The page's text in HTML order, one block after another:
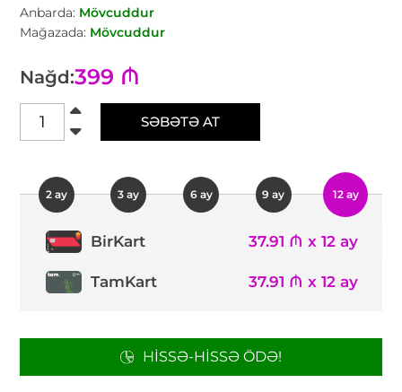
Anbarda: Mövcuddur
Mağazada: Mövcuddur
Nağd:399 ₼
SƏBƏTƏ AT
2 ay 3 ay 6 ay 9 ay 12 ay
BirKart 37.91 ₼ x 12 ay
TamKart 37.91 ₼ x 12 ay
HISSƏ-HISSƏ ÖDƏ!